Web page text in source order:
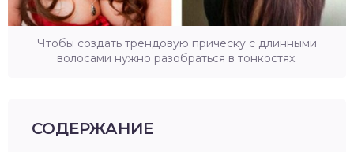
Чтобы создать трендовую прическу с длинными
волосами нужно разобраться в тонкостях.
СОДЕРЖАНИЕ